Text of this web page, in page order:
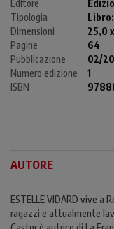
Editore
Tipologia
Libro:
Dimensioni
25,0
Pagine
64
Pubblicazione
02/
Numero edizione
1
ISBN
AUTORE
ESTELLE VIDARD vive a
ragazzi e attualmente